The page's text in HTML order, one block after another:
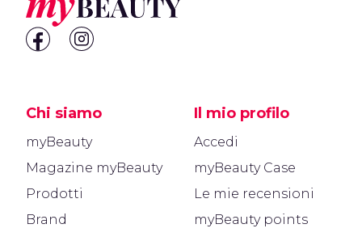
Chi siamo
myBeauty
Magazine myBeauty
Prodotti
Brand
Il mio profilo
Accedi
myBeauty Case
Le mie recensioni
myBeauty points